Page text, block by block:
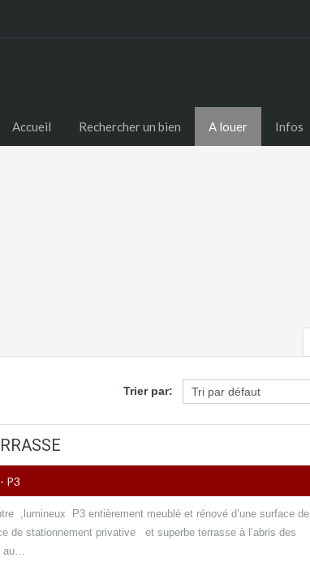
Accueil Rechercher un bien A louer Infos
Trier par:
- P3
,lumineux P3 entièrement meublé et rénové d’une surface de
de stationnement privative et superbe terrasse à l’abris des
au…